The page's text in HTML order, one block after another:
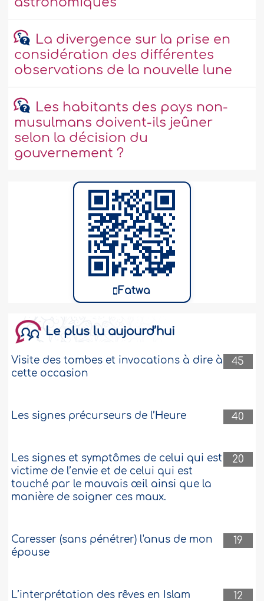
La divergence sur la prise en
considération des différentes
observations de la nouvelle lune
Les habitants des pays non-
musulmans doivent-ils jeûner
selon la décision du
gouvernement ?
Fatwa
Le plus lu aujourd’hui
45
Visite des tombes et invocations à dire à
cette occasion
40
Les signes précurseurs de l’Heure
20
Les signes et symptômes de celui qui est
victime de l’envie et de celui qui est
touché par le mauvais œil ainsi que la
manière de soigner ces maux.
19
Caresser (sans pénétrer) l'anus de mon
épouse
12
L’interprétation des rêves en Islam